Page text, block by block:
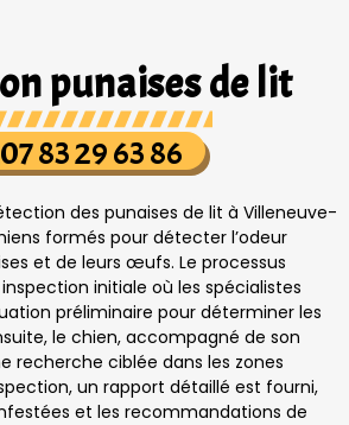
punaises de lit
07 83 29 63 86
des punaises de lit à Villeneuve-
formés pour détecter l’odeur
et de leurs œufs. Le processus
initiale où les spécialistes
préliminaire pour déterminer les
le chien, accompagné de son
recherche ciblée dans les zones
un rapport détaillé est fourni,
et les recommandations de